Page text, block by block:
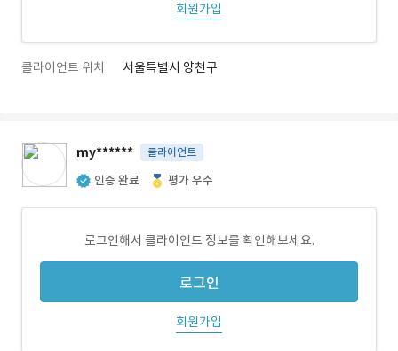
회원가입
클라이언트 위치 서울특별시 양천구
my****** 클라이언트
인증 완료 평가 우수
로그인해서 클라이언트 정보를 확인해보세요.
로그인
회원가입